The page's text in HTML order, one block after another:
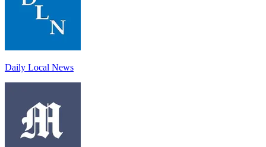
Daily Local News